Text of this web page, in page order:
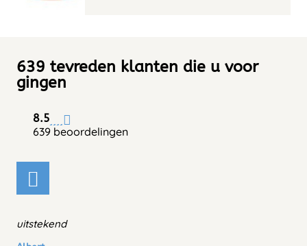
639 tevreden klanten die u voor
gingen
8.5
639 beoordelingen
uitstekend